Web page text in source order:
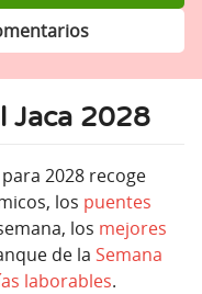
Jaca 2028
2028 recoge
los puentes
los mejores
de la Semana
laborables.